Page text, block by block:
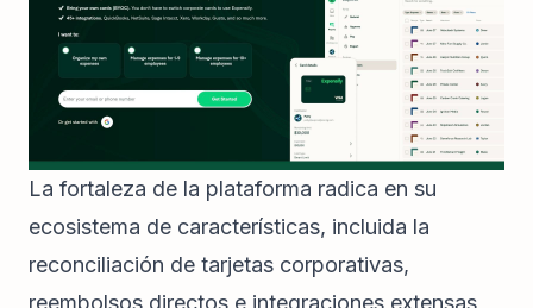
La fortaleza de la plataforma radica en su
ecosistema de características, incluida la
reconciliación de tarjetas corporativas,
reembolsos directos e integraciones extensas